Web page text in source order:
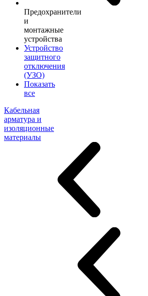
Предохранители
и
монтажные
устройства
Устройство
защитного
отключения
(УЗО)
Показать
все
Кабельная
арматура и
изоляционные
материалы